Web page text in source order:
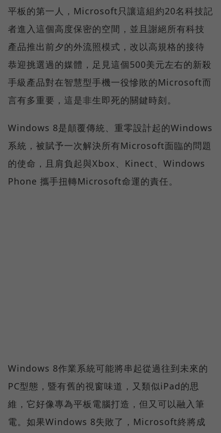
平板的第一人，Microsoft只讓這組約20名科技記
者進入這個高度保密的空間，並且謝絕所有科技
產品推出前夕的外流照模式，改以高規格的接待
恭迎挑選過的媒體，足見這個500美元左右的新殺
手級產品對在智慧型手機一役慘敗的Microsoft而
言有多重要，這是非生即死的關鍵時刻。
Windows 8是顛覆傳統、重零設計起的Windows
系統，被賦予一次解決所有Microsoft面臨的問題
的使命，且肩負起與Xbox、Kinect、Windows
Phone 攜手扭轉Microsoft命運的責任。
Windows 8作業系統可能將串起從過往到未來的
PC型態，暨有舊的視窗味道，又類似iPad的思
維，它好像專為平板電腦打造，但又可以融入筆
電。如果Windows 8失敗了，Microsoft終將成